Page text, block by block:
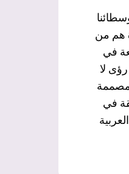
هم من
في
لا
مصممة
في